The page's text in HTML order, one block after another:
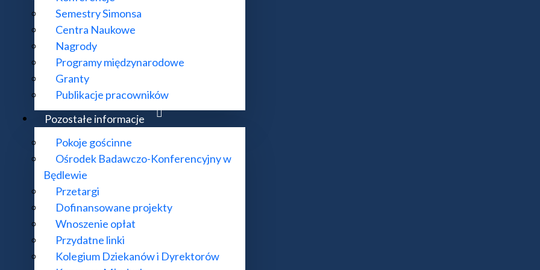
Semestry Simonsa
Centra Naukowe
Nagrody
Programy międzynarodowe
Granty
Publikacje pracowników
Pozostałe informacje
Pokoje gościnne
Ośrodek Badawczo-Konferencyjny w
Będlewie
Przetargi
Dofinansowane projekty
Wnoszenie opłat
Przydatne linki
Kolegium Dziekanów i Dyrektorów
cz. II.
cz. I.
na gęstościach
Banacha, cd.